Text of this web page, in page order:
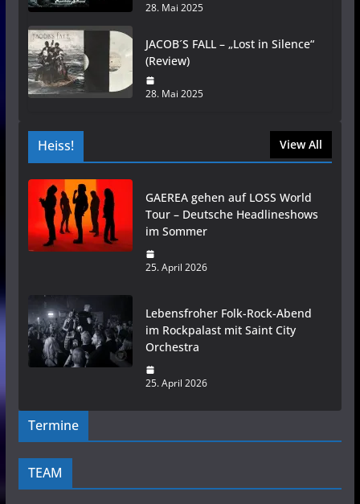
28. Mai 2025
JACOB´S FALL – „Lost in Silence“
(Review)
28. Mai 2025
Heiss! View All
GAEREA gehen auf LOSS World
Tour – Deutsche Headlineshows
im Sommer
25. April 2026
Lebensfroher Folk-Rock-Abend
im Rockpalast mit Saint City
Orchestra
25. April 2026
Termine
TEAM